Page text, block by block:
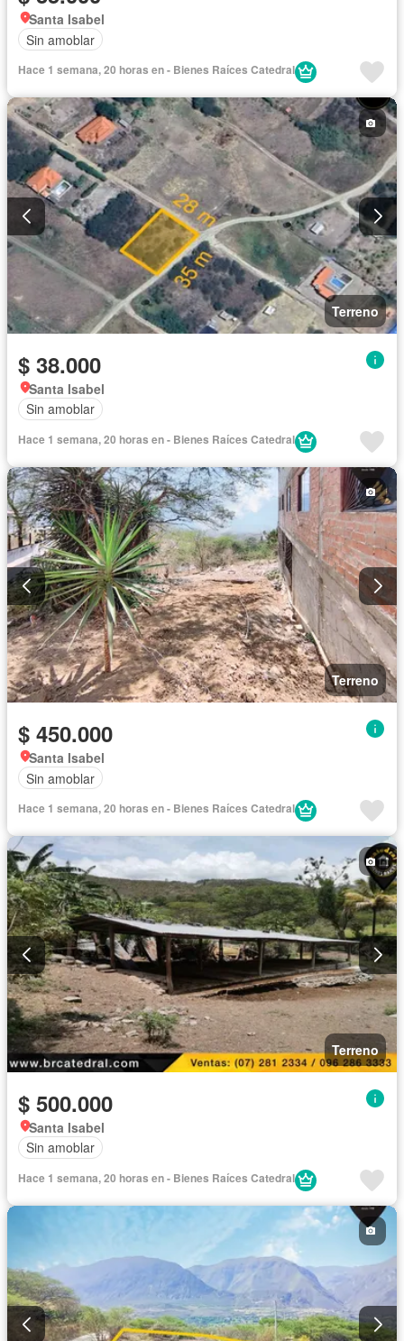
Santa Isabel
Sin amoblar
Hace 1 semana, 20 horas en - Bienes Raíces Catedral
Terreno
$ 38.000
Santa Isabel
Sin amoblar
Hace 1 semana, 20 horas en - Bienes Raíces Catedral
Terreno
$ 450.000
Santa Isabel
Sin amoblar
Hace 1 semana, 20 horas en - Bienes Raíces Catedral
Terreno
$ 500.000
Santa Isabel
Sin amoblar
Hace 1 semana, 20 horas en - Bienes Raíces Catedral